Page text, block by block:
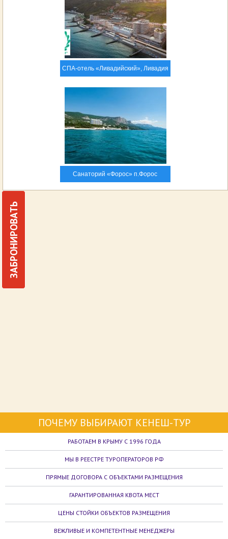
ЗАБРОНИРОВАТЬ
СПА-отель «Ливадийский», Ливадия
Санаторий «Форос» п.Форос
ПОЧЕМУ ВЫБИРАЮТ КЕНЕШ-ТУР
РАБОТАЕМ В КРЫМУ С 1996 ГОДА
МЫ В РЕЕСТРЕ ТУРОПЕРАТОРОВ РФ
ПРЯМЫЕ ДОГОВОРА С ОБЪЕКТАМИ РАЗМЕЩЕНИЯ
ГАРАНТИРОВАННАЯ КВОТА МЕСТ
ЦЕНЫ СТОЙКИ ОБЪЕКТОВ РАЗМЕЩЕНИЯ
ВЕЖЛИВЫЕ И КОМПЕТЕНТНЫЕ МЕНЕДЖЕРЫ